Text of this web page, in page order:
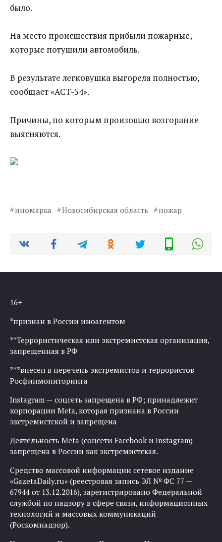
было.
На место происшествия прибыли пожарные,
которые потушили автомобиль.
В результате легковушка выгорела полностью,
сообщает «АСТ-54».
Причины, по которым произошло возгорание
выясняются.
иномарка Новосибирская область пожар
16+
*признан в России иноагентом
**Террористическая или экстремистская организация,
запрещенная в РФ
***внесен в перечень экстремистов и террористов
Росфинмониторинга
Instagram — соцсеть запрещена в РФ; принадлежит
корпорации Meta, которая признана в России
экстремистской и запрещена
Деятельность Meta (соцсети Facebook и Instagram)
запрещена в России как экстремистская.
Средство массовой информации сетевое издание
«GazetaDaily.ru» (реестровая запись ЭЛ № ФС 77 —
67944 от 13.12.2016), зарегистрировано Федеральной
службой по надзору в сфере связи, информационных
технологий и массовых коммуникаций
(Роскомнадзор).